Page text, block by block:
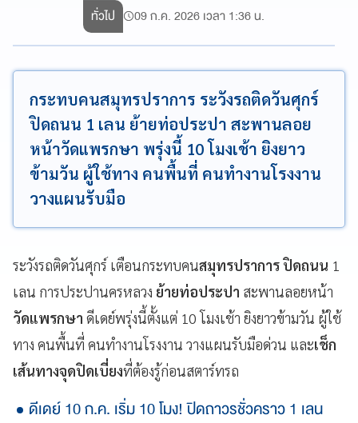
ทั่วไป 09 ก.ค. 2026 เวลา 1:36 น.
กระทบคนสมุทรปราการ ระวังรถติดวันศุกร์
ปิดถนน 1 เลน ย้ายท่อประปา สะพานลอย
หน้าวัดแพรกษา พรุ่งนี้ 10 โมงเช้า ยิงยาว
ข้ามวัน ผู้ใช้ทาง คนพื้นที่ คนทำงานโรงงาน
วางแผนรับมือ
ระวังรถติดวันศุกร์ เตือนกระทบคนสมุทรปราการ ปิดถนน 1
เลน การประปานครหลวง ย้ายท่อประปา สะพานลอยหน้า
วัดแพรกษา ดีเดย์พรุ่งนี้ตั้งแต่ 10 โมงเช้า ยิงยาวข้ามวัน ผู้ใช้
ทาง คนพื้นที่ คนทำงานโรงงาน วางแผนรับมือด่วน และเช็ก
เส้นทางจุดปิดเบี่ยงที่ต้องรู้ก่อนสตาร์ทรถ
ดีเดย์ 10 ก.ค. เริ่ม 10 โมง! ปิดถาวรชั่วคราว 1 เลน